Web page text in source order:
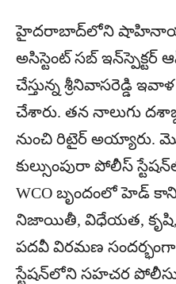
హైదరాబాద్‌లోని
అసిస్టెంట్ సబ్
చేస్తున్న శ్రీనివాసరెడ్డి
చేశారు. తన నాలుగు
నుంచి రిటైర్ అయ్యారు.
కుల్సుంపురా పోలీస్
WCO బృందంలో హెడ్
నిజాయితీ, విధేయత, కృషి,
పదవీ విరమణ
స్టేషన్‌లోని సహచర